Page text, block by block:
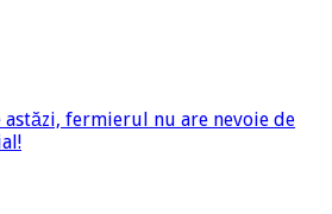
fermierul nu are nevoie de